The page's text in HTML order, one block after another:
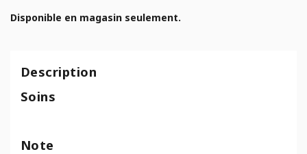
Disponible en magasin seulement.
Description
Soins
Note